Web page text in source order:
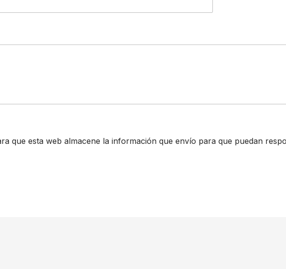
que esta web almacene la información que envío para que puedan